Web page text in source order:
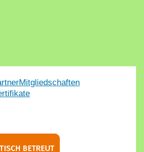
Mitgliedschaften